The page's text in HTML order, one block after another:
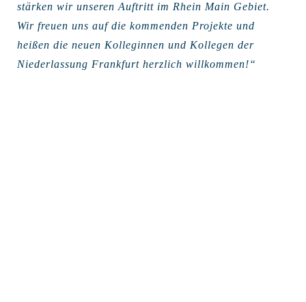
stärken wir unseren Auftritt im Rhein Main Gebiet.
Wir freuen uns auf die kommenden Projekte und
heißen die neuen Kolleginnen und Kollegen der
Niederlassung Frankfurt herzlich willkommen!“